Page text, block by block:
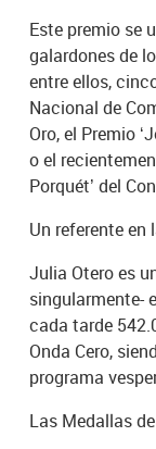
Este premio se
galardones de
entre ellos,
Nacional de
Oro, el Premio
o el
Porquét’ del
Un referente
Julia Otero es
singularmente-
cada tarde
Onda Cero,
programa
Las Medallas